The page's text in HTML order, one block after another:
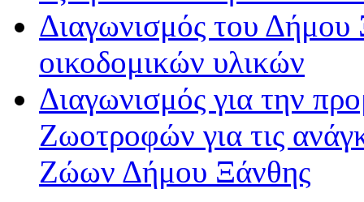
Διαγωνισμός του Δήμου
οικοδομικών υλικών
Διαγωνισμός για την
Ζωοτροφών για τις
Ζώων Δήμου Ξάνθης